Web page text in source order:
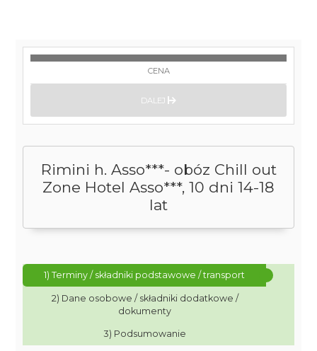
Rimini h. Asso***- obóz Chill out
Zone Hotel Asso***, 10 dni 14-18
lat
1) Terminy / składniki podstawowe / transport
2) Dane osobowe / składniki dodatkowe /
dokumenty
3) Podsumowanie
CENA
DALEJ